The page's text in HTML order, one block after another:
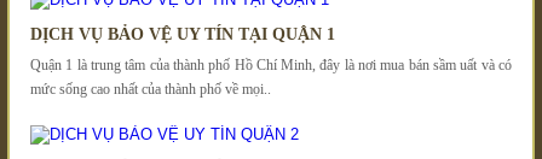
DỊCH VỤ BẢO VỆ UY TÍN TẠI QUẬN 1
Quận 1 là trung tâm của thành phố Hồ Chí Minh, đây là nơi mua bán sầm uất và có
mức sống cao nhất của thành phố về mọi..